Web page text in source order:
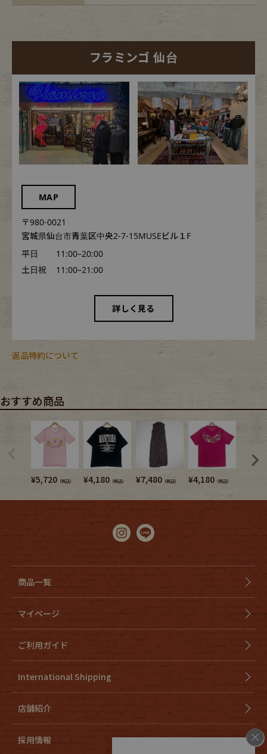
フラミンゴ 仙台
MAP
〒980-0021
宮城県仙台市青葉区中央2-7-15MUSEビル１F
平日
11:00–20:00
土日祝
11:00–21:00
詳しく見る
返品特約について
おすすめ商品
¥5,720 （税込） ¥4,180 （税込） ¥7,480 （税込） ¥4,180 （税込）
商品一覧
マイページ
ご利用ガイド
International Shipping
店舗紹介
採用情報